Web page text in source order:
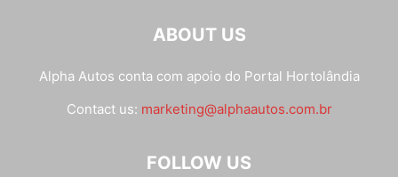
ABOUT US
Alpha Autos conta com apoio do Portal Hortolândia
Contact us: marketing@alphaautos.com.br
FOLLOW US